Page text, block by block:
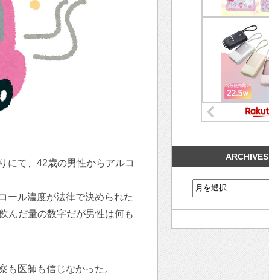
にて、42歳の男性からアルコ
ール濃度が法律で決められた
んだ量の数字だが男性は何も
も医師も信じなかった。
ARCHIVES